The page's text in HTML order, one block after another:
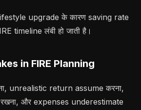
upgrade के कारण saving rate
timeline लंबी हो जाती है।
in FIRE Planning
unrealistic return assume करना,
और expenses underestimate